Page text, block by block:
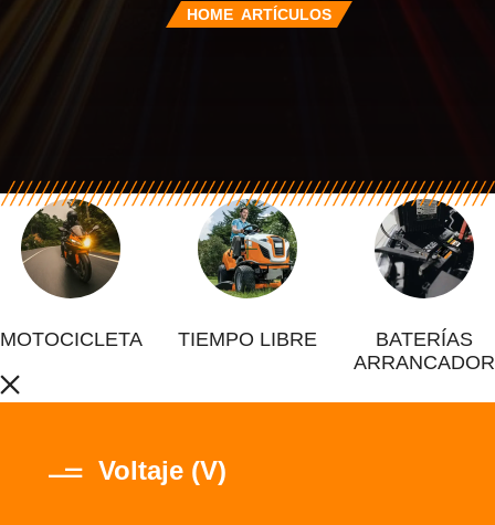
HOME ARTÍCULOS
MOTOCICLETA TIEMPO LIBRE
BATERÍAS
ARRANCADOR
Voltaje (V)